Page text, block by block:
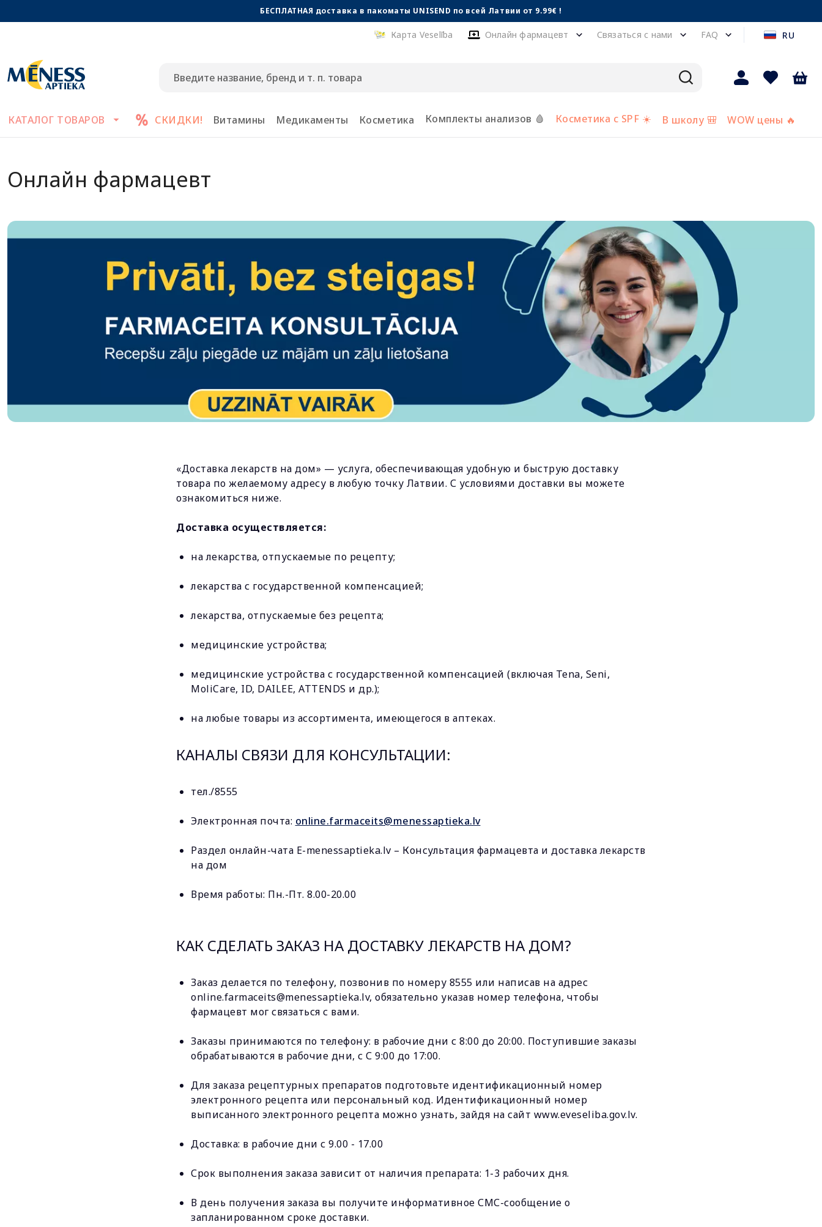
БЕСПЛАТНАЯ доставка в пакоматы UNISEND по всей Латвии от 9.99€ !
Карта Veselība Онлайн фармацевт Связаться с нами FAQ RU
КАТАЛОГ ТОВАРОВ СКИДКИ! Витамины Медикаменты Косметика Комплекты анализов 🩸 Косметика с SPF ☀️ В школу 🎒 WOW цены 🔥
Онлайн фармацевт
«Доставка лекарств на дом» — услуга, обеспечивающая удобную и быструю доставку
товара по желаемому адресу в любую точку Латвии. С условиями доставки вы можете
ознакомиться ниже.
Доставка осуществляется:
на лекарства, отпускаемые по рецепту;
лекарства с государственной компенсацией;
лекарства, отпускаемые без рецепта;
медицинские устройства;
медицинские устройства с государственной компенсацией (включая Tena, Seni,
MoliCare, ID, DAILEE, ATTENDS и др.);
на любые товары из ассортимента, имеющегося в аптеках.
КАНАЛЫ СВЯЗИ ДЛЯ КОНСУЛЬТАЦИИ:
тел./8555
Электронная почта: online.farmaceits@menessaptieka.lv
Раздел онлайн-чата E-menessaptieka.lv – Консультация фармацевта и доставка лекарств
на дом
Время работы: Пн.-Пт. 8.00-20.00
КАК СДЕЛАТЬ ЗАКАЗ НА ДОСТАВКУ ЛЕКАРСТВ НА ДОМ?
Заказ делается по телефону, позвонив по номеру 8555 или написав на адрес
online.farmaceits@menessaptieka.lv, обязательно указав номер телефона, чтобы
фармацевт мог связаться с вами.
Заказы принимаются по телефону: в рабочие дни с 8:00 до 20:00. Поступившие заказы
обрабатываются в рабочие дни, с С 9:00 до 17:00.
Для заказа рецептурных препаратов подготовьте идентификационный номер
электронного рецепта или персональный код. Идентификационный номер
выписанного электронного рецепта можно узнать, зайдя на сайт www.eveseliba.gov.lv.
Доставка: в рабочие дни с 9.00 - 17.00
Срок выполнения заказа зависит от наличия препарата: 1-3 рабочих дня.
В день получения заказа вы получите информативное СМС-сообщение о
запланированном сроке доставки.